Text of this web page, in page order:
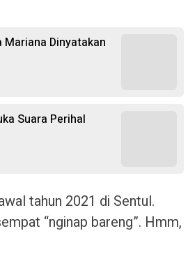
Mariana Dinyatakan
Suara Perihal
tahun 2021 di Sentul.
“nginap bareng”. Hmm,